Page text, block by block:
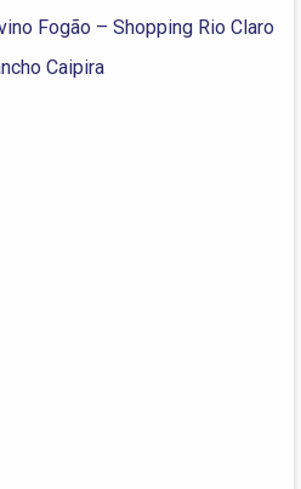
Fogão – Shopping Rio Claro
Caipira